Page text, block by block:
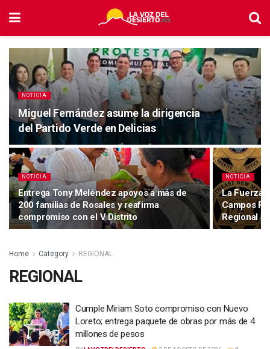
NOTICIA
Miguel Fernández asume la dirigencia
del Partido Verde en Delicias
NOTICIA
Entrega Tony Meléndez apoyos a más de
200 familias de Rosales y reafirma
compromiso con el V Distrito
NOTICIA
La Fuerza
Campos
Regional
Home Category REGIONAL
REGIONAL
Cumple Miriam Soto compromiso con Nuevo
Loreto; entrega paquete de obras por más de 4
millones de pesos